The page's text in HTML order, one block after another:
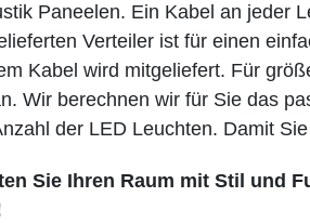
Paneelen. Ein Kabel an jeder
Verteiler ist für einen
Kabel wird mitgeliefert. Für
Wir berechnen wir für Sie das
der LED Leuchten. Damit
Sie Ihren Raum mit Stil und